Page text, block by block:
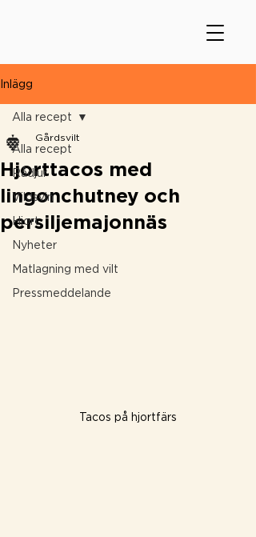
Inlägg
Alla recept
Rådjur
Vildsvin
Hjort
Nyheter
Matlagning med vilt
Pressmeddelande
Alla recept
Hjorttacos med
lingonchutney och
persiljemajonnäs
Gårdsvilt
Tacos på hjortfärs